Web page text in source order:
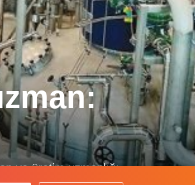
ve üretim uzmanlığı